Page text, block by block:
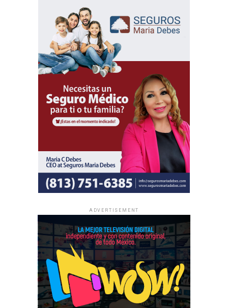
está disponible en JW.ORG.
ADVERTISEMENT